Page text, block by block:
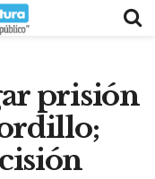
prisión